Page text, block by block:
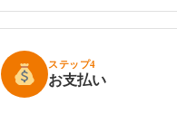
ステップ4
お支払い